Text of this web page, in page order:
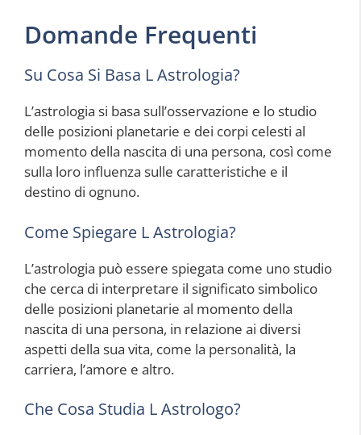
Domande Frequenti
Su Cosa Si Basa L Astrologia?
L’astrologia si basa sull’osservazione e lo studio
delle posizioni planetarie e dei corpi celesti al
momento della nascita di una persona, così come
sulla loro influenza sulle caratteristiche e il
destino di ognuno.
Come Spiegare L Astrologia?
L’astrologia può essere spiegata come uno studio
che cerca di interpretare il significato simbolico
delle posizioni planetarie al momento della
nascita di una persona, in relazione ai diversi
aspetti della sua vita, come la personalità, la
carriera, l’amore e altro.
Che Cosa Studia L Astrologo?